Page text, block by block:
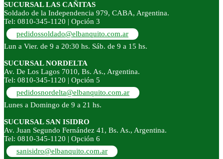
SUCURSAL LAS CAÑITAS
Soldado de la Independencia 979, CABA, Argentina.
Tel: 0810-345-1120 | Opción 3
pedidossoldado@elbanquito.com.ar
Lun a Vier. de 9 a 20:30 hs. Sáb. de 9 a 15 hs.
SUCURSAL NORDELTA
Av. De Los Lagos 7010, Bs. As., Argentina.
Tel: 0810-345-1120 | Opción 5
pedidosnordelta@elbanquito.com.ar
Lunes a Domingo de 9 a 21 hs.
SUCURSAL SAN ISIDRO
Av. Juan Segundo Fernández 41, Bs. As., Argentina.
Tel: 0810-345-1120 | Opción 6
sanisidro@elbanquito.com.ar